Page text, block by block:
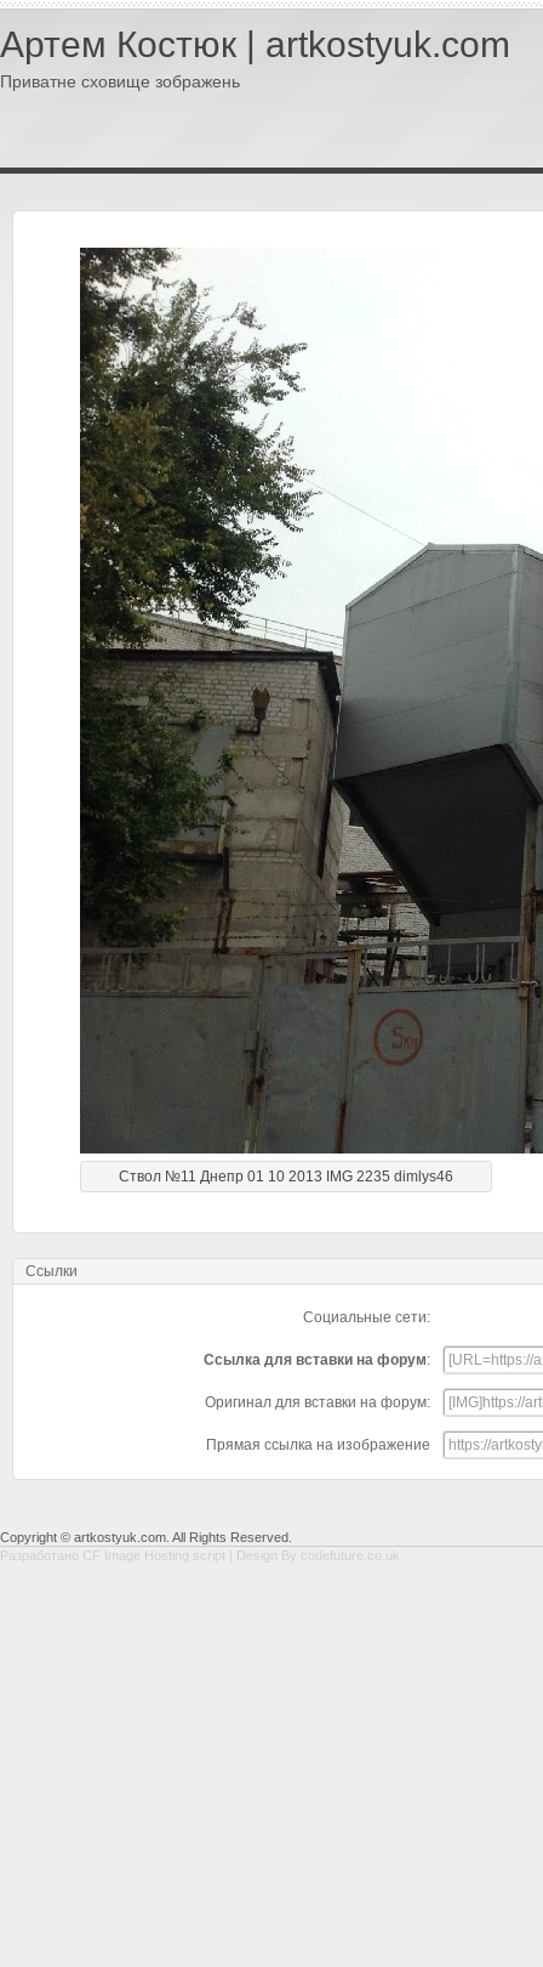
Артем Костюк | artkostyuk.com
Приватне сховище зображень
Ствол №11 Днепр 01 10 2013 IMG 2235 dimlys46
Ссылки
Социальные сети:
Ссылка для вставки на форум:
Оригинал для вставки на форум:
Прямая ссылка на изображение
Copyright © artkostyuk.com. All Rights Reserved.
Разработано CF Image Hosting script | Design By codefuture.co.uk